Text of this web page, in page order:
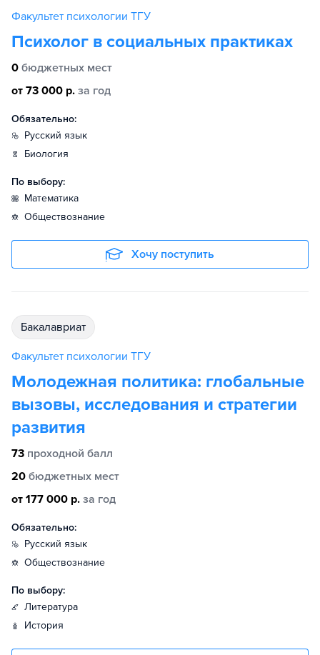
Факультет психологии ТГУ
Психолог в социальных практиках
0 бюджетных мест
от 73 000 р. за год
Обязательно:
русский язык
биология
По выбору:
математика
обществознание
Хочу поступить
бакалавриат
Факультет психологии ТГУ
Молодежная политика: глобальные
вызовы, исследования и стратегии
развития
73 проходной балл
20 бюджетных мест
от 177 000 р. за год
Обязательно:
русский язык
обществознание
По выбору:
литература
история